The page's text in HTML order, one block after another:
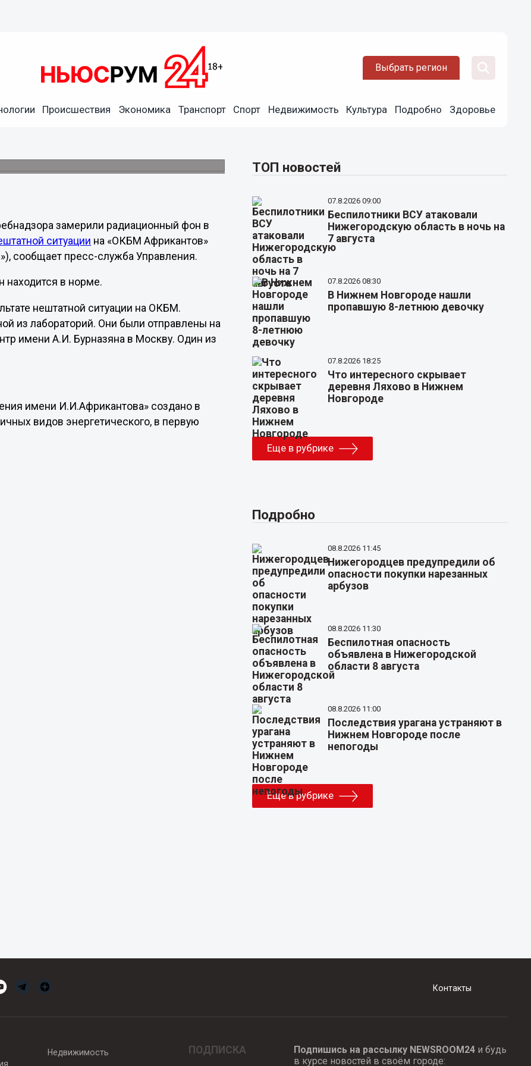
Выбрать регион
Происшествия Экономика Транспорт Спорт Недвижимость Культура Подробно Здоровье
радиационный
замерили радиационный фон в
ситуации на «ОКБМ Африкантов»
сообщает пресс-служба Управления.
находится в норме.
нештатной ситуации на ОКБМ.
из лабораторий. Они были отправлены на
имени А.И. Бурназяна в Москву. Один из
имени И.И.Африкантова» создано в
видов энергетического, в первую
ТОП новостей
07.8.2026 09:00
Беспилотники ВСУ атаковали
Нижегородскую область в ночь на
7 августа
07.8.2026 08:30
В Нижнем Новгороде нашли
пропавшую 8-летнюю девочку
07.8.2026 18:25
Что интересного скрывает
деревня Ляхово в Нижнем
Новгороде
Еще в рубрике
Подробно
08.8.2026 11:45
Нижегородцев предупредили об
опасности покупки нарезанных
арбузов
08.8.2026 11:30
Беспилотная опасность
объявлена в Нижегородской
области 8 августа
08.8.2026 11:00
Последствия урагана устраняют в
Нижнем Новгороде после
непогоды
Еще в рубрике
Контакты
Недвижимость ПОДПИСКА Подпишись на рассылку NEWSROOM24и будь
в курсе новостей в своём городе: